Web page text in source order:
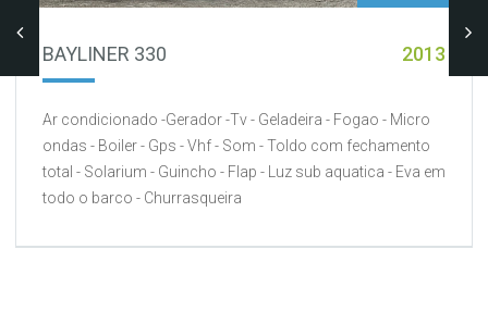
BAYLINER 330 2013
Ar condicionado -Gerador -Tv - Geladeira - Fogao - Micro
ondas - Boiler - Gps - Vhf - Som - Toldo com fechamento
total - Solarium - Guincho - Flap - Luz sub aquatica - Eva em
todo o barco - Churrasqueira